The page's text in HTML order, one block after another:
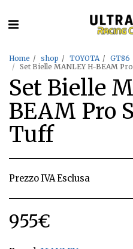
Home shop TOYOTA GT86
Set Bielle MANLEY H-BEAM
Set Bielle
BEAM Pro
Tuff
Prezzo IVA Esclusa
955€